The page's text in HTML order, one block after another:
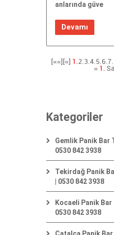
anlarında güve
Devamı
[««][«] 1.2.3.4.5.6.7.
» 1.
Kategoriler
Gemlik Panik Bar
0530 842 3938
Tekirdağ Panik
| 0530 842 3938
Kocaeli Panik Bar
0530 842 3938